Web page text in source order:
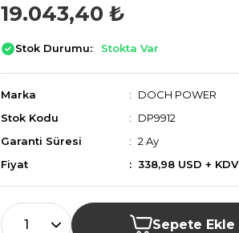
19.043,40 ₺
Stok Durumu: Stokta Var
Marka
DOCH POWER
Stok Kodu
DP9912
Garanti Süresi
2 Ay
Fiyat
338,98 USD + KDV
Sepete Ekle